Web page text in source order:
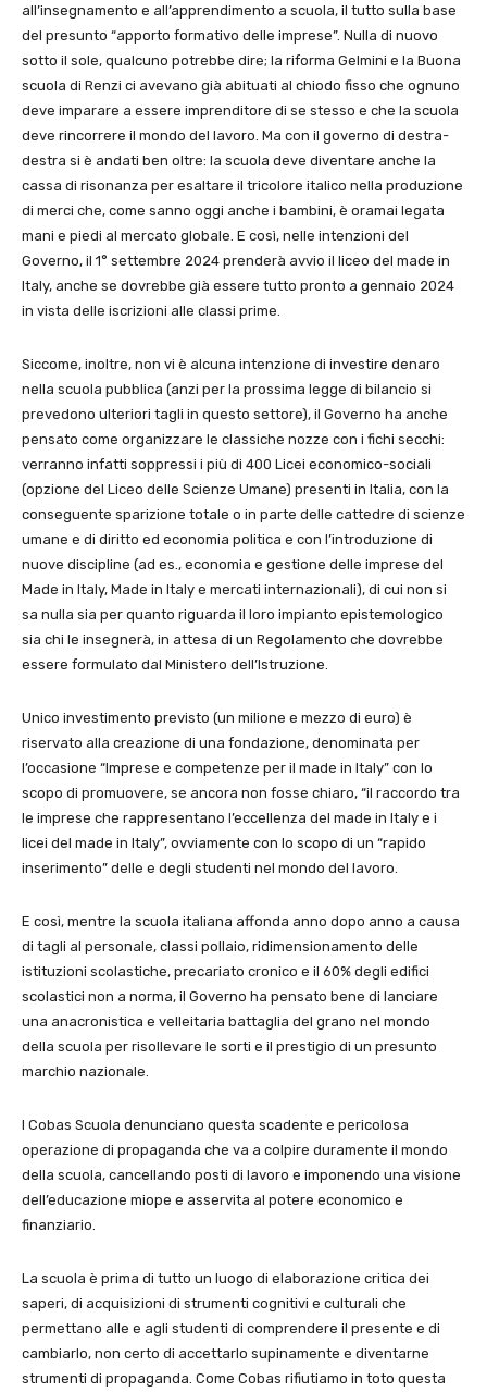
all’insegnamento e all’apprendimento a scuola, il tutto sulla base
del presunto “apporto formativo delle imprese”. Nulla di nuovo
sotto il sole, qualcuno potrebbe dire; la riforma Gelmini e la Buona
scuola di Renzi ci avevano già abituati al chiodo fisso che ognuno
deve imparare a essere imprenditore di se stesso e che la scuola
deve rincorrere il mondo del lavoro. Ma con il governo di destra-
destra si è andati ben oltre: la scuola deve diventare anche la
cassa di risonanza per esaltare il tricolore italico nella produzione
di merci che, come sanno oggi anche i bambini, è oramai legata
mani e piedi al mercato globale. E così, nelle intenzioni del
Governo, il 1° settembre 2024 prenderà avvio il liceo del made in
Italy, anche se dovrebbe già essere tutto pronto a gennaio 2024
in vista delle iscrizioni alle classi prime.
Siccome, inoltre, non vi è alcuna intenzione di investire denaro
nella scuola pubblica (anzi per la prossima legge di bilancio si
prevedono ulteriori tagli in questo settore), il Governo ha anche
pensato come organizzare le classiche nozze con i fichi secchi:
verranno infatti soppressi i più di 400 Licei economico-sociali
(opzione del Liceo delle Scienze Umane) presenti in Italia, con la
conseguente sparizione totale o in parte delle cattedre di scienze
umane e di diritto ed economia politica e con l’introduzione di
nuove discipline (ad es., economia e gestione delle imprese del
Made in Italy, Made in Italy e mercati internazionali), di cui non si
sa nulla sia per quanto riguarda il loro impianto epistemologico
sia chi le insegnerà, in attesa di un Regolamento che dovrebbe
essere formulato dal Ministero dell’Istruzione.
Unico investimento previsto (un milione e mezzo di euro) è
riservato alla creazione di una fondazione, denominata per
l’occasione “Imprese e competenze per il made in Italy” con lo
scopo di promuovere, se ancora non fosse chiaro, “il raccordo tra
le imprese che rappresentano l’eccellenza del made in Italy e i
licei del made in Italy”, ovviamente con lo scopo di un “rapido
inserimento” delle e degli studenti nel mondo del lavoro.
E così, mentre la scuola italiana affonda anno dopo anno a causa
di tagli al personale, classi pollaio, ridimensionamento delle
istituzioni scolastiche, precariato cronico e il 60% degli edifici
scolastici non a norma, il Governo ha pensato bene di lanciare
una anacronistica e velleitaria battaglia del grano nel mondo
della scuola per risollevare le sorti e il prestigio di un presunto
marchio nazionale.
I Cobas Scuola denunciano questa scadente e pericolosa
operazione di propaganda che va a colpire duramente il mondo
della scuola, cancellando posti di lavoro e imponendo una visione
dell’educazione miope e asservita al potere economico e
finanziario.
La scuola è prima di tutto un luogo di elaborazione critica dei
saperi, di acquisizioni di strumenti cognitivi e culturali che
permettano alle e agli studenti di comprendere il presente e di
cambiarlo, non certo di accettarlo supinamente e diventarne
strumenti di propaganda. Come Cobas rifiutiamo in toto questa